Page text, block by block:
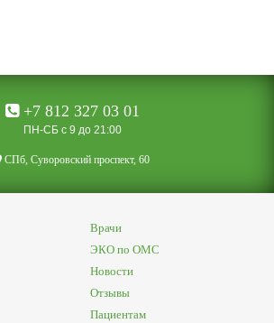
+7 812 327 03 01
ПН-СБ с 9 до 21:00
CПб, Суворовский проспект, 60
Врачи
ЭКО по ОМС
Новости
Отзывы
Пациентам